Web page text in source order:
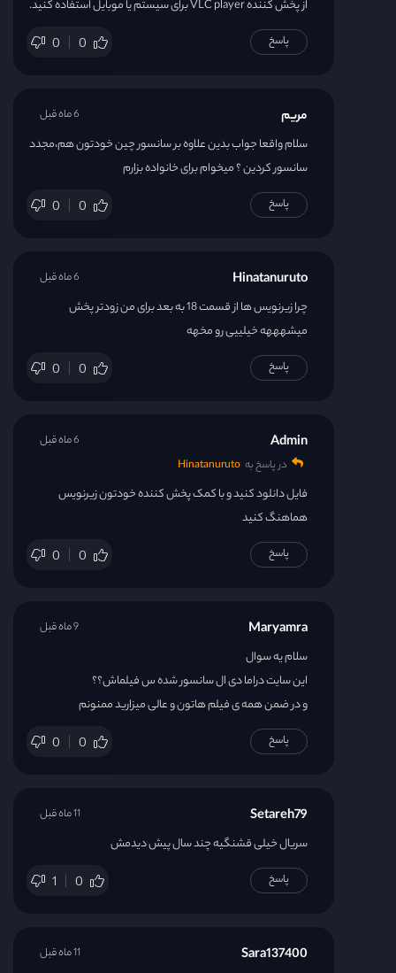
قسمت 39
قسمت 40
قسمت 42
قسمت 43
قسمت 48
آهنگ سریال
از پخش کننده VLC player برای سیستم یا موبایل استفاده کنید.
0 0 پاسخ
مریم
سلام واقعا جواب بدین علاوه بر سانسور چین خودتون هم،مجدد
سانسور کردین ؟ میخوام برای خانواده بزارم
0 0
6 ماه قبل
پاسخ
Hinatanuruto
چرا زیرنویس ها از قسمت 18 به بعد برای من زودتر پخش
میشهههه خیلییی رو مخهه
0 0
6 ماه قبل
پاسخ
Admin
در پاسخ به Hinatanuruto
فایل دانلود کنید و با کمک پخش کننده خودتون زیرنویس
هماهنگ کنید
0 0
6 ماه قبل
پاسخ
Maryamra
سلام یه سوال
این سایت دراما دی ال سانسور شده س فیلماش؟؟
و در ضمن همه ی فیلم هاتون و عالی میزارید ممنونم
0 0
9 ماه قبل
پاسخ
Setareh79
سریال خیلی قشنگیه چند سال پیش دیدمش
1 0
11 ماه قبل
پاسخ
Sara137400 11 ماه قبل